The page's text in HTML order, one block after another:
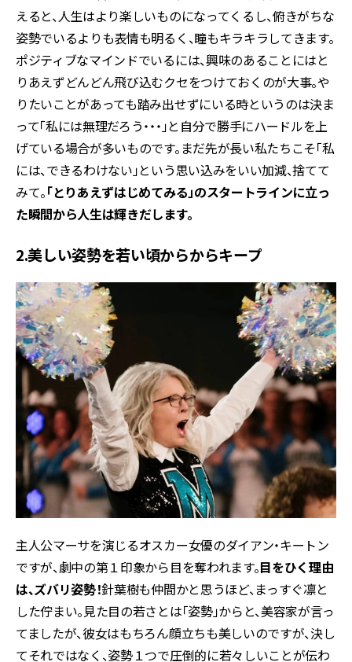
えると、人生はより楽しいものになってくるし、俯きがちな
姿勢でいるよりも表情も明るく、瞳もキラキラしてきます。
ポジティブなマインドでいるには、興味のあることにはと
りあえずどんどん飛び込むクセをつけておくのが大事。や
りたいことがあっても踏み出せずにいる時というのは決ま
って「私には無理だろう・・・」と自分で勝手にハードルを上
げている場合が多いものです。まだ先が長い私たちこそ「私
には、できるわけない」という思い込みをいい加減、捨てて
みて。「とりあえずはじめてみる」のスタートラインに立っ
た瞬間から人生は輝きだします。
2.美しい姿勢を若い頃からからキープ
主人公マーサを演じるオスカー女優のダイアン・キートン
ですが、劇中の第１印象から目を奪われます。目をひく理由
は、ズバリ姿勢！針葉樹も仲間かと思うほど、まっすぐ凛と
した佇まい。見た目の若さとは「姿勢」からと、美容家が言っ
てましたが、彼女はもちろん顔立ちも美しいのですが、決し
てそれではなく、姿勢１つで圧倒的に若々しいことが伝わ